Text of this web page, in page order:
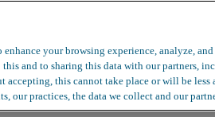
your browsing experience, analyze,
and to sharing this data with our partners,
this cannot take place or will be less
our practices, the data we collect and our